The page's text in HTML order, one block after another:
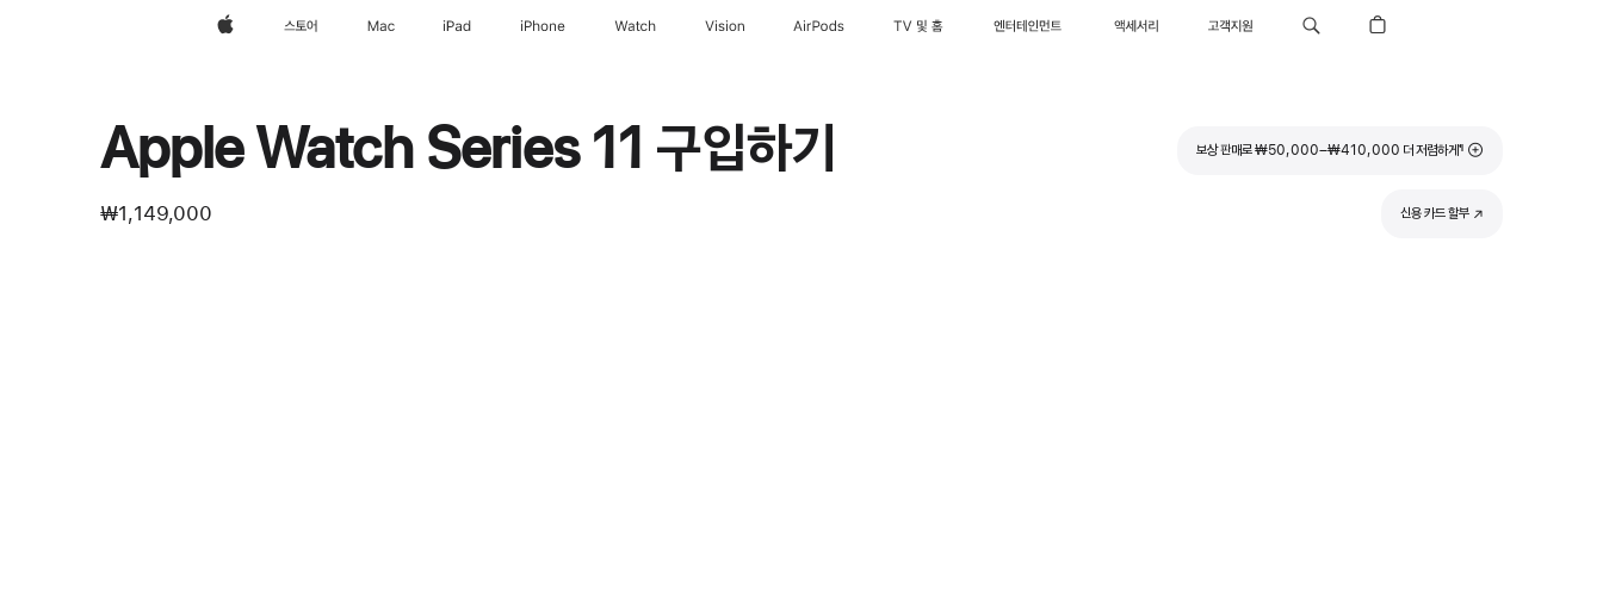
Apple스토어 Mac iPad iPhone Watch Vision AirPods TV 및 홈 엔터테인먼트 액세서리 고객지원
Apple Watch Series 11 구입하기
₩1,149,000
보상 판매로 ₩50,000–₩410,000 더 저렴하게
각주
¶
신용 카드 할부
(새